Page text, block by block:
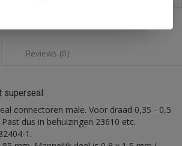
Reviews (0)
superseal
connectoren male. Voor draad 0,35 - 0,5
dus in behuizingen 23610 etc.
1.